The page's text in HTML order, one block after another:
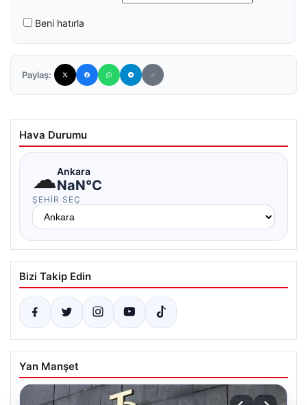
Beni hatırla
Paylaş:
Hava Durumu
☁Ankara
NaN°C
ŞEHIR SEÇ
Bizi Takip Edin
Yan Manşet